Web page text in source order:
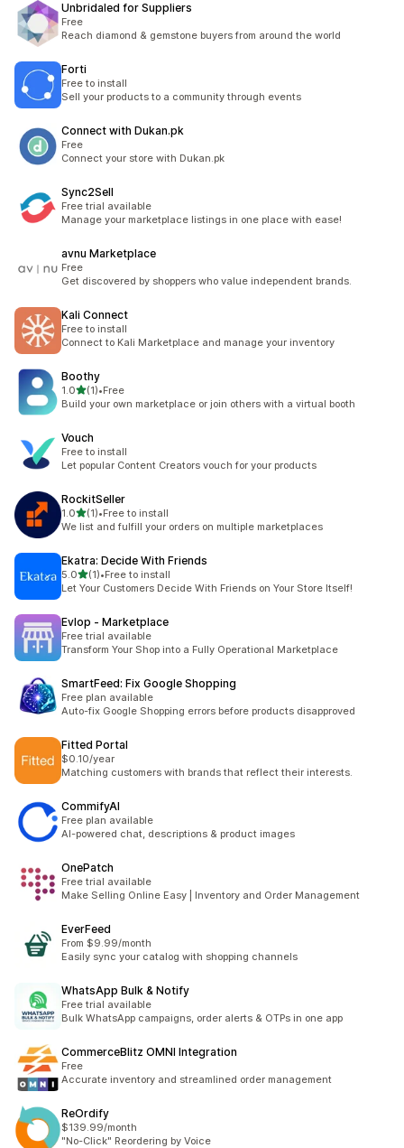
Unbridaled for Suppliers
Free
Reach diamond & gemstone buyers from around the world
Forti
Free to install
Sell your products to a community through events
Connect with Dukan.pk
Free
Connect your store with Dukan.pk
Sync2Sell
Free trial available
Manage your marketplace listings in one place with ease!
avnu Marketplace
Free
Get discovered by shoppers who value independent brands.
Kali Connect
Free to install
Connect to Kali Marketplace and manage your inventory
Boothy
1.05つ星中
(1)
合計レビュー数：1件
•Free
Build your own marketplace or join others with a virtual booth
Vouch
Free to install
Let popular Content Creators vouch for your products
RockitSeller
1.05つ星中
(1)
合計レビュー数：1件
•Free to install
We list and fulfill your orders on multiple marketplaces
Ekatra: Decide With Friends
5.05つ星中
(1)
合計レビュー数：1件
•Free to install
Let Your Customers Decide With Friends on Your Store Itself!
Evlop ‑ Marketplace
Free trial available
Transform Your Shop into a Fully Operational Marketplace
SmartFeed: Fix Google Shopping
Free plan available
Auto-fix Google Shopping errors before products disapproved
Fitted Portal
$0.10/year
Matching customers with brands that reflect their interests.
CommifyAI
Free plan available
AI-powered chat, descriptions & product images
OnePatch
Free trial available
Make Selling Online Easy | Inventory and Order Management
EverFeed
From $9.99/month
Easily sync your catalog with shopping channels
WhatsApp Bulk & Notify
Free trial available
Bulk WhatsApp campaigns, order alerts & OTPs in one app
CommerceBlitz OMNI Integration
Free
Accurate inventory and streamlined order management
ReOrdify
$139.99/month
"No-Click" Reordering by Voice